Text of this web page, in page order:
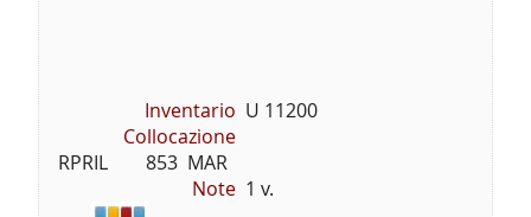
Inventario U 11200
Collocazione
RPRIL        853  MAR
Note 1 v.